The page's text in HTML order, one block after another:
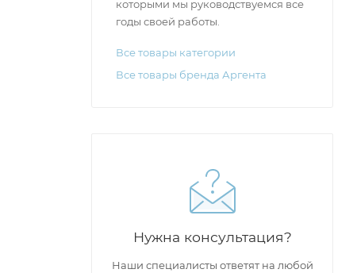
которыми мы руководствуемся все
годы своей работы.
Все товары категории
Все товары бренда Аргента
Нужна консультация?
Наши специалисты ответят на любой